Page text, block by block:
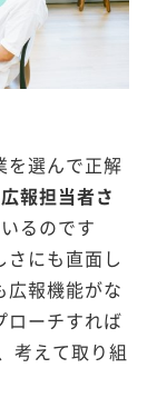
を選んで正解
報担当者さ
るのです
にも直面し
広報機能がな
ローチすれば
考えて取り組